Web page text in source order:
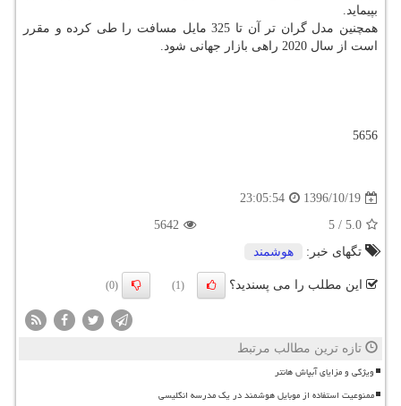
بپیماید.
همچنین مدل گران تر آن تا 325 مایل مسافت را طی كرده و مقرر
است از سال 2020 راهی بازار جهانی شود.
5656
1396/10/19
23:05:54
5.0
/
5
5642
تگهای خبر:
هوشمند
این مطلب را می پسندید؟ (1)
(0)
تازه ترین مطالب مرتبط
ویژگی و مزایای آبپاش هانتر
ممنوعیت استفاده از موبایل هوشمند در یک مدرسه انگلیسی